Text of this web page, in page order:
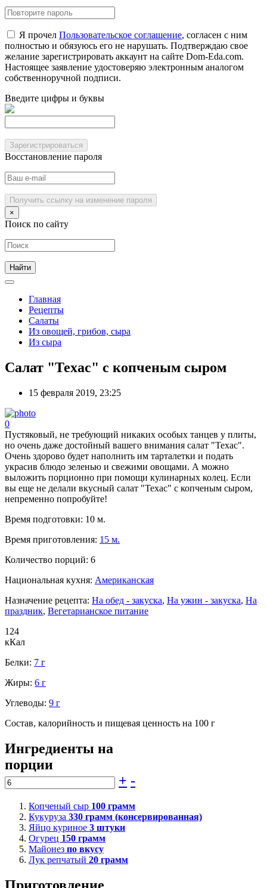
Я прочел Пользовательское соглашение, согласен с ним
полностью и обязуюсь его не нарушать. Подтверждаю свое
желание зарегистрировать аккаунт на сайте Dom-Eda.com.
Настоящее заявление удостоверяю электронным аналогом
собственноручной подписи.
Введите цифры и буквы
Зарегистрироваться
Восстановление пароля
Получить ссылку на изменение пароля
×
Поиск по сайту
Главная
Рецепты
Салаты
Из овощей, грибов, сыра
Из сыра
Салат "Техас" с копченым сыром
15 февраля 2019, 23:25
0
Пустяковый, не требующий никаких особых танцев у плиты,
но очень даже достойный вашего внимания салат "Техас".
Очень здорово будет наполнить им тарталетки и подать
украсив блюдо зеленью и свежими овощами. А можно
выложить порционно при помощи кулинарных колец. Если
вы еще не делали вкусный салат "Техас" с копченым сыром,
непременно попробуйте!
Время подготовки: 10 м.
Время приготовления: 15 м.
Количество порций: 6
Национальная кухня: Американская
Назначение рецепта: На обед - закуска, На ужин - закуска, На
праздник, Вегетарианское питание
124
кКал
Белки: 7 г
Жиры: 6 г
Углеводы: 9 г
Состав, калорийность и пищевая ценность на 100 г
Ингредиенты на
порции
+ -
Копченый сыр 100 грамм
Кукуруза 330 грамм (консервированная)
Яйцо куриное 3 штуки
Огурец 150 грамм
Майонез по вкусу
Лук репчатый 20 грамм
Приготовление